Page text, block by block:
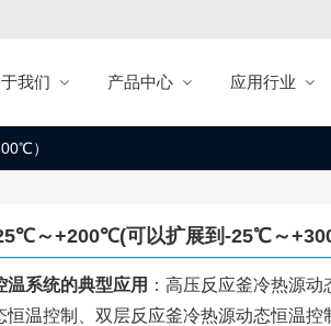
我们 产品中心 应用行业
）
～+200℃(可以扩展到-25℃～
温系统的典型应用 ：高压反应釜冷热源
恒温控制、双层反应釜冷热源动态恒温控